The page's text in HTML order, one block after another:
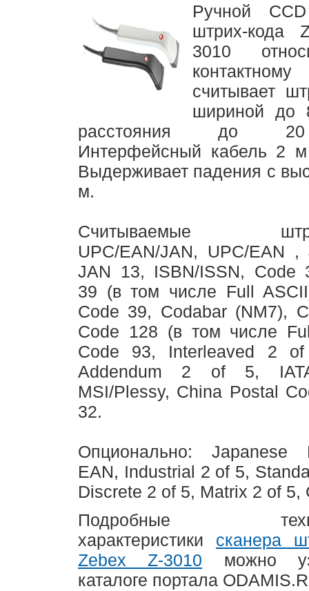
Ручной
штрих-кода
3010
считывает
шириной
расстояния до
Интерфейсный кабель 2
Выдерживает падения с
м.
Считываемые
UPC/EAN/JAN, UPC/EAN
JAN 13, ISBN/ISSN, Code
39 (в том числе Full
Code 39, Codabar (NM7),
Code 128 (в том числе
Code 93, Interleaved 2
Addendum 2 of 5,
MSI/Plessy, China Postal
32.
Опционально: Japanese
EAN, Industrial 2 of 5,
Discrete 2 of 5, Matrix 2 of 5,
Подробные
характеристики сканера
Zebex Z-3010 можно
каталоге портала